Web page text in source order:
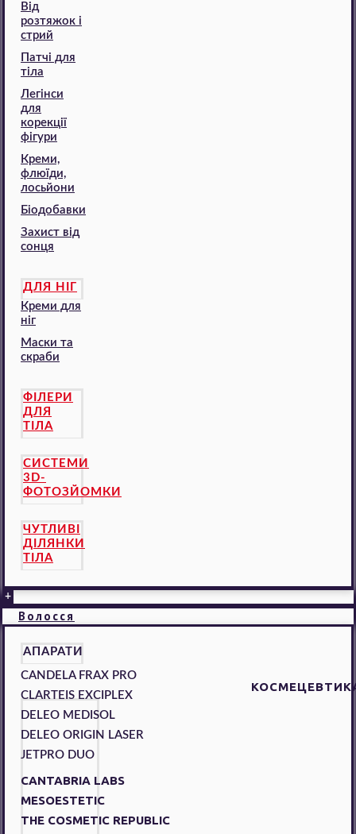
Від
розтяжок і
стрий
Патчі для
тіла
Легінси
для
корекції
фігури
Креми,
флюїди,
лосьйони
Біодобавки
Захист від
сонця
ДЛЯ НІГ
Креми для
ніг
Маски та
скраби
ФІЛЕРИ
ДЛЯ
ТІЛА
СИСТЕМИ
3D-
ФОТОЗЙОМКИ
ЧУТЛИВІ
ДІЛЯНКИ
ТІЛА
+
Волосся
АПАРАТИ
CANDELA FRAX PRO
CLARTEIS EXCIPLEX
DELEO MEDISOL
DELEO ORIGIN LASER
JETPRO DUO
CANTABRIA LABS
MESOESTETIC
THE COSMETIC REPUBLIC